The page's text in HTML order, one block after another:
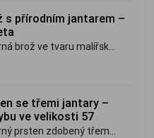
s přírodním jantarem –
brož ve tvaru malířské
vícebarevným přírodním
se třemi jantary –
ve velikosti 57
prsten zdobený třemi